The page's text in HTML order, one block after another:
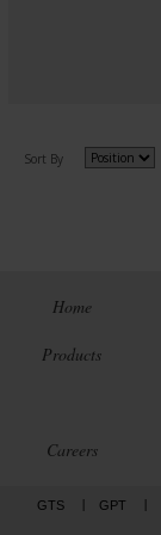
Sort By
Home
Products
Careers
GTS GPT